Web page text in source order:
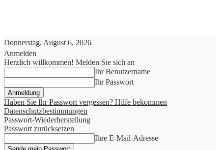
Donnerstag, August 6, 2026
Anmelden
Herzlich willkommen! Melden Sie sich an
Ihr Benutzername
Ihr Passwort
Haben Sie Ihr Passwort vergessen? Hilfe bekommen
Datenschutzbestimmungen
Passwort-Wiederherstellung
Passwort zurücksetzen
Ihre E-Mail-Adresse